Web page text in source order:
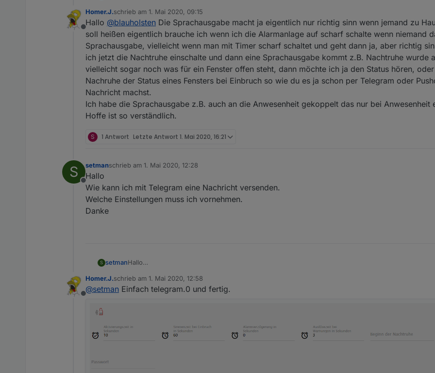
könntet ihr die Wünsche mit der Sprachausgabe und der Nachtruhe noch mal kurz beschreiben?
Offline
Homer.J.schrieb am 1. Mai 2020, 09:15
zuletzt editiert von
Hallo @blauholsten Die Sprachausgabe macht ja eigentlich nur richtig sinn wenn jemand zu
soll heißen eigentlich brauche ich wenn ich die Alarmanlage auf scharf schalte wenn niemand
Sprachausgabe, vielleicht wenn man mit Timer scharf schaltet und geht dann ja, aber richtig
ich jetzt die Nachtruhe einschalte und dann eine Sprachausgabe kommt z.B. Nachtruhe wurde
vielleicht sogar noch was für ein Fenster offen steht, dann möchte ich ja den Status hören,
Nachruhe der Status eines Fensters bei Einbruch so wie du es ja schon per Telegram oder
Nachricht machst.
Ich habe die Sprachausgabe z.B. auch an die Anwesenheit gekoppelt das nur bei Anwesenheit
Hoffe ist so verständlich.
S 1 Antwort Letzte Antwort 1. Mai 2020, 16:21
S
Offline
setmanschrieb am 1. Mai 2020, 12:28
zuletzt editiert von
Hallo
Wie kann ich mit Telegram eine Nachricht versenden.
Welche Einstellungen muss ich vornehmen.
Danke
S setmanHallo
Welche Einstellungen muss ich vornehmen.
Danke
Offline
Homer.J.schrieb am 1. Mai 2020, 12:58
zuletzt editiert von
@setman Einfach telegram.0 und fertig.